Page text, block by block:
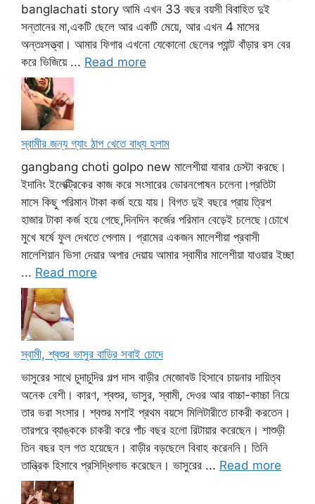
banglachati story আমি এখন 33 বছর বয়সী বিবাহিত দুই
সন্তানের মা,একটি ছেলে আর একটি মেয়ে, আর এখন 4 মাসের
অন্তঃসত্ত্বা। আমার ফিগার এখনো যেকোনো ছেলের প্যান্ট বাঁড়ার রস বের
করে ভিজিয়ে ... Read more
স্বামীর জন্য গ্যাং ঠাপ খেতে বাধ্য হলাম
gangbang choti golpo new মালেশীয়া যাবার চেস্টা করছে।
ইদানিং ইলেক্ট্রিকের কাজ করে সংসারের ভোরনপোষন চলেনা।প্রতিটা
মাসে কিছু পরিমান টাকা কর্জ হয়ে যায়। বিগত দুই বছরে প্রায় ত্রিশ
হাজার টাকা কর্জ হয়ে গেছে,দিনদিন কর্জের পরিমান বেড়েই চলেছে।চোখে
মুখে ষর্ষে ফুল দেখতে পেলাম। গ্রামের একজন মালেশীয়া প্রবাসী
মালেশিয়ান ভিসা দেয়ার অপার দেয়ায় আমার স্বামীর মালেশীয়া যাওয়ার ইচ্ছা
... Read more
স্বামী, শ্বশুর ভাসুর বাড়ির সবাই চোদে
ভাসুরের সাথে চুদাচুদির গল্প দাস বাড়ীর মেজোবউ হিসাবে চায়নার দায়িত্ব
অনেক বেশী। কারণ, শ্বশুর, ভাসুর, স্বামী, দেওর আর বাচ্চা-কাচ্চা নিয়ে
তার ভরা সংসার। শ্বশুর মশাই প্রথম বয়সে মিলিটারীতে চাকরী করতেন।
তারপরে ব্যাঙ্ককে চাকরী করে পাঁচ বছর হলো রিটায়ার করেছেন। শাশুড়ী
তিন বছর হল গত হয়েছেন। বাড়ীর বড়ছেলে বিবাহ করেননি। তিনি
তান্ত্রিক হিসাবে প্রসিদ্ধিলাভ করেছেন। ভাসুরের ... Read more